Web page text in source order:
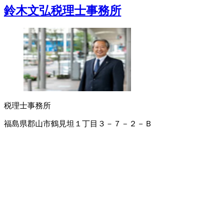
鈴木文弘税理士事務所
税理士事務所
福島県郡山市鶴見坦１丁目３－７－２－Ｂ